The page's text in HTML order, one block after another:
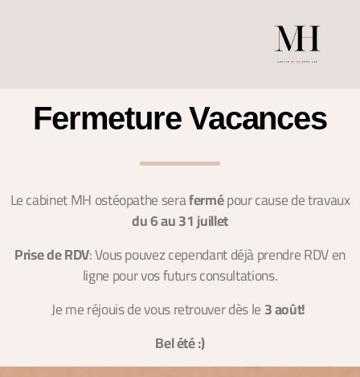
Fermeture Vacances
Le cabinet MH ostéopathe serafermépour cause de travaux
du 6 au 31 juillet
Prise de RDV: Vous pouvez cependant déjà prendre RDV en
ligne pour vos futurs consultations.
Je me réjouis de vous retrouver dès le3 août!
Bel été :)